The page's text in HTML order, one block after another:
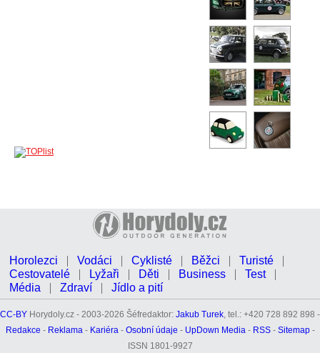
Horolezci Vodáci Cyklisté Běžci
Turisté
Cestovatelé
Lyžaři Děti Business
Test
Média
Zdraví Jídlo a pití
CC-BY Horydoly.cz - 2003-2026 Šéfredaktor: Jakub Turek, tel.: +420 728 892 898 -
Redakce - Reklama- Kariéra- Osobní údaje - UpDown Media- RSS- Sitemap-
ISSN 1801-9927